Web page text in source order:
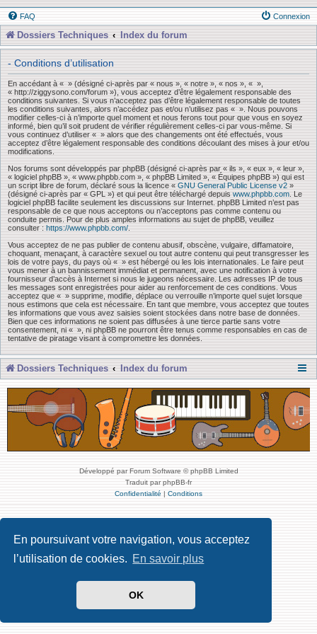
En poursuivant votre navigation, vous acceptez
l’utilisation de cookies. En savoir plus
OK
FAQ Connexion
Dossiers Techniques Index du forum
- Conditions d’utilisation
En accédant à « » (désigné ci-après par « nous », « notre », « nos », « »,
« http://ziggysono.com/forum »), vous acceptez d’être légalement responsable des
conditions suivantes. Si vous n’acceptez pas d’être légalement responsable de toutes
les conditions suivantes, alors n’accédez pas et/ou n’utilisez pas « ». Nous pouvons
modifier celles-ci à n’importe quel moment et nous ferons tout pour que vous en soyez
informé, bien qu’il soit prudent de vérifier régulièrement celles-ci par vous-même. Si
vous continuez d’utiliser « » alors que des changements ont été effectués, vous
acceptez d’être légalement responsable des conditions découlant des mises à jour et/ou
modifications.
Nos forums sont développés par phpBB (désigné ci-après par « ils », « eux », « leur »,
« logiciel phpBB », « www.phpbb.com », « phpBB Limited », « Équipes phpBB ») qui est
un script libre de forum, déclaré sous la licence « GNU General Public License v2 »
(désigné ci-après par « GPL ») et qui peut être téléchargé depuis www.phpbb.com . Le
logiciel phpBB facilite seulement les discussions sur Internet. phpBB Limited n’est pas
responsable de ce que nous acceptons ou n’acceptons pas comme contenu ou
conduite permis. Pour de plus amples informations au sujet de phpBB, veuillez
consulter : https://www.phpbb.com/
Vous acceptez de ne pas publier de contenu abusif, obscène, vulgaire, diffamatoire,
choquant, menaçant, à caractère sexuel ou tout autre contenu qui peut transgresser les
lois de votre pays, du pays où « » est hébergé ou les lois internationales. Le faire peut
vous mener à un bannissement immédiat et permanent, avec une notification à votre
fournisseur d’accès à Internet si nous le jugeons nécessaire. Les adresses IP de tous
les messages sont enregistrées pour aider au renforcement de ces conditions. Vous
acceptez que « » supprime, modifie, déplace ou verrouille n’importe quel sujet lorsque
nous estimons que cela est nécessaire. En tant que membre, vous acceptez que toutes
les informations que vous avez saisies soient stockées dans notre base de données.
Bien que ces informations ne soient pas diffusées à une tierce partie sans votre
consentement, ni « », ni phpBB ne pourront être tenus comme responsables en cas de
tentative de piratage visant à compromettre les données.
Dossiers Techniques Index du forum
Développé par Forum Software © phpBB Limited
Traduit par phpBB-fr
Confidentialité | Conditions